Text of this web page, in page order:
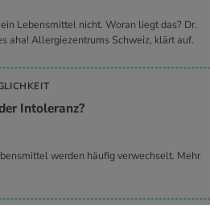
Lebensmittel nicht. Woran liegt das? Dr.
aha! Allergiezentrums Schweiz, klärt auf.
In­to­le­ranz?
werden häufig verwechselt. Mehr